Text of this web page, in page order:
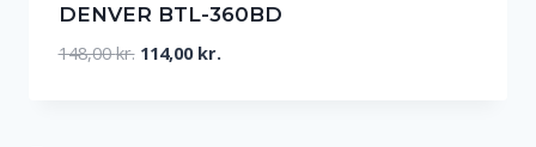
DENVER BTL-360BD
148,00kr. Den
114,00 kr.